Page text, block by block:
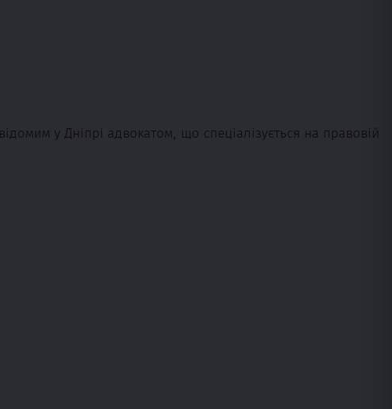
у Дніпрі адвокатом, що спеціалізується на правовій